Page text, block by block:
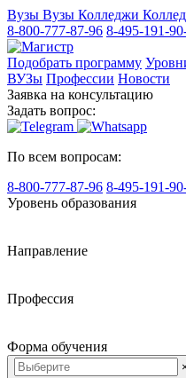
Вузы Вузы Колледжи
8-800-777-87-96 8-495-191-
Подобрать программу
ВУЗы Профессии Новости
Заявка на консультацию
Задать вопрос:
По всем вопросам:
8-800-777-87-96 8-495-191-
Уровень образования
Направление
Профессия
Форма обучения